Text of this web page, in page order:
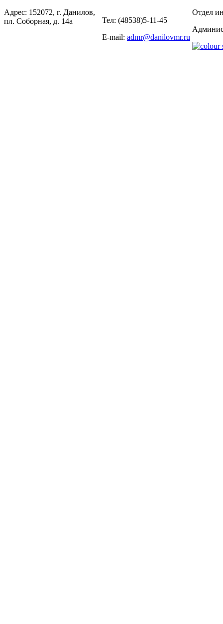
Адрес: 152072, г. Данилов,
пл. Соборная, д. 14а
Тел: (48538)5-11-45
E-mail: admr@danilovmr.ru
Отдел